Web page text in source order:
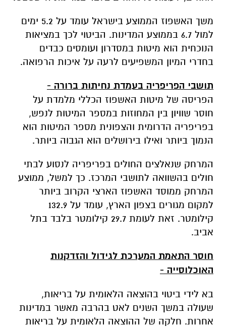
משך האשפוז הממוצע בישראל עומד על 5.2 ימים
למול 6.7 בממוצע המדינות. הביטוי לכך במציאות
הנוכחית הוא מיטות במסדרון ועומסים כבדים
בחדרי המיון המשפיעים לרעה על איכות הרפואה.
תושבי הפריפריה בעמדת נחיתות ברורה -
הפריסה של מיטות האשפוז הכללי מלמדת על
חוסר שוויון בין המחוזות במספר המיטות לנפש,
בפריפריה הדרומית והצפונית מספר המיטות הוא
הנמוך ביותר ואילו בירושלים הוא הגבוה ביותר.
המרחק שנאלצים החולים בפריפריה לנסוע לבתי
חולים בהשוואה לתושבי המרכז. כך למשל, ממוצע
המרחק ממוסד האשפוז הארצי הקרוב ביותר
למקום מגורים בצפון הארץ, עומד על 132.9
קילומטר. זאת לעומת 29.7 קילומטר בלבד בתל
אביב.
חוסר התאמת המערכת לגידול והזדקנות
האוכלוסייה -
בא לידי ביטוי בהוצאה הלאומית על בריאות,
שעולה במשך השנים לאט בהרבה מאשר במדינות
אחרות. חלקה של ההוצאה הלאומית על בריאות